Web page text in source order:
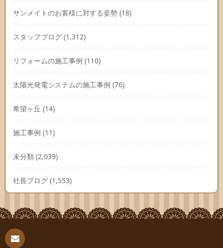
サンメイトのお客様に対する姿勢 (18)
スタッフブログ (1,312)
リフォームの施工事例 (110)
太陽光発電システムの施工事例 (76)
希望ヶ丘 (14)
施工事例 (11)
未分類 (2,039)
社長ブログ (1,553)